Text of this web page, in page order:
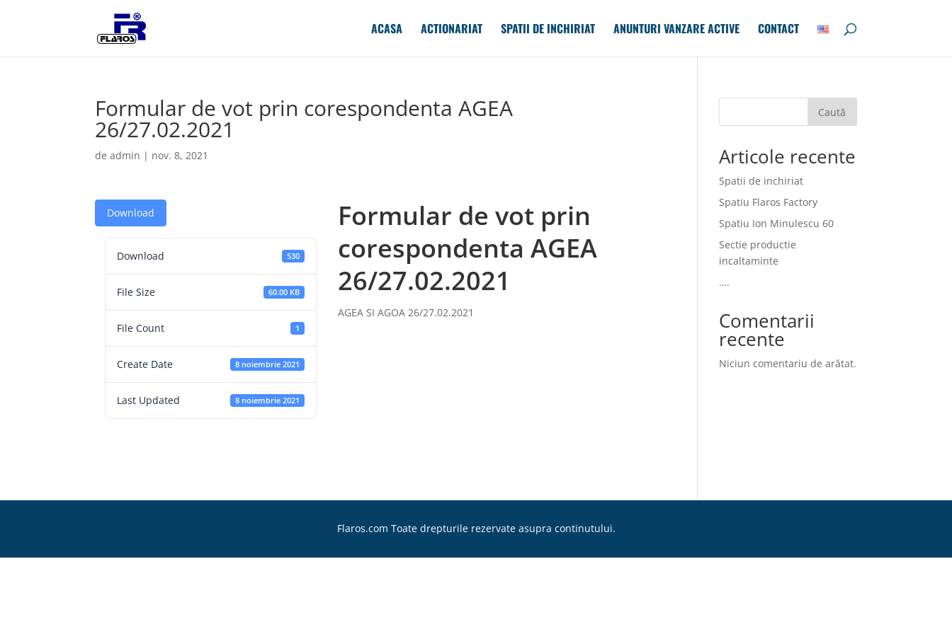
ACASA ACTIONARIAT SPATII DE INCHIRIAT ANUNTURI VANZARE ACTIVE CONTACT
Formular de vot prin corespondenta AGEA
26/27.02.2021
deadmin | nov. 8, 2021
Download
Download 530
File Size 60.00 KB
File Count 1
Create Date 8 noiembrie 2021
Last Updated 8 noiembrie 2021
Formular de vot prin
corespondenta AGEA
26/27.02.2021
AGEA SI AGOA 26/27.02.2021
Caută
Articole recente
Spatii de inchiriat
Spatiu Flaros Factory
Spatiu Ion Minulescu 60
Sectie productie
incaltaminte
….
Comentarii
recente
Niciun comentariu de arătat.
Flaros.com Toate drepturile rezervate asupra continutului.